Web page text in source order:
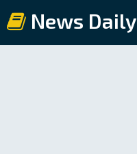
News Daily